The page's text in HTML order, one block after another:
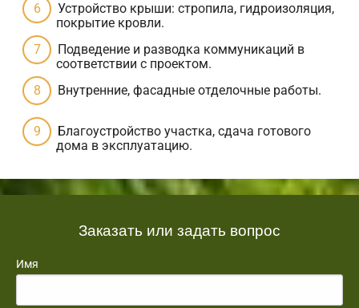
Устройство крыши: стропила, гидроизоляция,
покрытие кровли.
Подведение и разводка коммуникаций в
соответствии с проектом.
Внутренние, фасадные отделочные работы.
Благоустройство участка, сдача готового
дома в эксплуатацию.
Заказать или задать вопрос
Имя